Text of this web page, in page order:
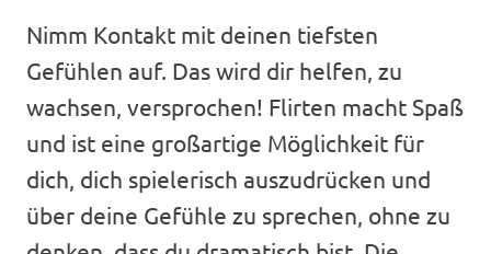
Nimm Kontakt mit deinen tiefsten
Gefühlen auf. Das wird dir helfen, zu
wachsen, versprochen! Flirten macht Spaß
und ist eine großartige Möglichkeit für
dich, dich spielerisch auszudrücken und
über deine Gefühle zu sprechen, ohne zu